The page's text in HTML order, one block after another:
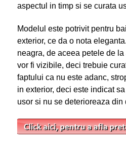
aspectul in timp si se curata
Modelul este potrivit pentru
exterior, ce da o nota
neagra, de aceea petele de
vor fi vizibile, deci trebuie
faptului ca nu este adanc,
in exterior, deci este indicat
usor si nu se deterioreaza din